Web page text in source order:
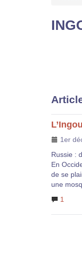
1er
Russie :
En
de se
une
1